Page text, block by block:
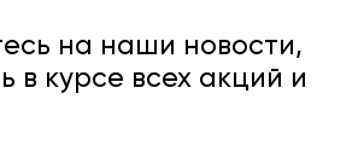
на наши новости,
в курсе всех акций и